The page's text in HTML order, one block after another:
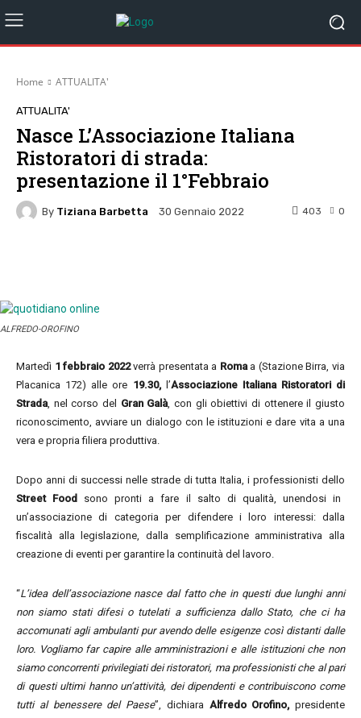
Home ATTUALITA'
ATTUALITA'
Nasce L’Associazione Italiana
Ristoratori di strada:
presentazione il 1°Febbraio
By Tiziana Barbetta 30 Gennaio 2022 0
403
ALFREDO-OROFINO
Martedì 1 febbraio 2022verrà presentata a Romaa (Stazione Birra, via
Placanica 172) alle ore 19.30,l’Associazione Italiana Ristoratori di
Strada, nel corso del Gran Galà, con gli obiettivi di ottenere il giusto
riconoscimento, avviare un dialogo con le istituzioni e dare vita a una
vera e propria filiera produttiva.
Dopo anni di successi nelle strade di tutta Italia, i professionisti dello
Street Food
sono pronti a fare il salto di qualità, unendosi in
un’associazione di categoria per difendere i loro interessi: dalla
fiscalità alla legislazione, dalla semplificazione amministrativa alla
creazione di eventi per garantire la continuità del lavoro.
“L’idea dell’associazione nasce dal fatto che in questi due lunghi anni
non siamo stati difesi o tutelati a sufficienza dallo Stato, che ci ha
accomunati agli ambulanti pur avendo delle esigenze così distanti dalle
loro. Vogliamo far capire alle amministrazioni e alle istituzioni che non
siamo concorrenti privilegiati dei ristoratori, ma professionisti che al pari
di questi ultimi hanno un’attività, dei dipendenti e contribuiscono come
tutti al benessere del Paese”, dichiara Alfredo Orofino, presidente